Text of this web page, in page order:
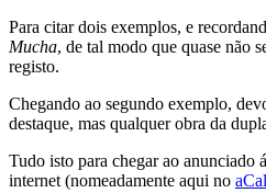
Para citar dois exemplos, e
Mucha, de tal modo que quase não
registo.
Chegando ao segundo exemplo,
destaque, mas qualquer obra da
Tudo isto para chegar ao anunciado
internet (nomeadamente aqui no